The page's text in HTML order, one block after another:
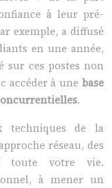
à leur pré-
exemple, a diffusé
en une année,
sur ces postes non
accéder à une base
.
techniques de la
réseau, des
toute votre vie.
à mener un